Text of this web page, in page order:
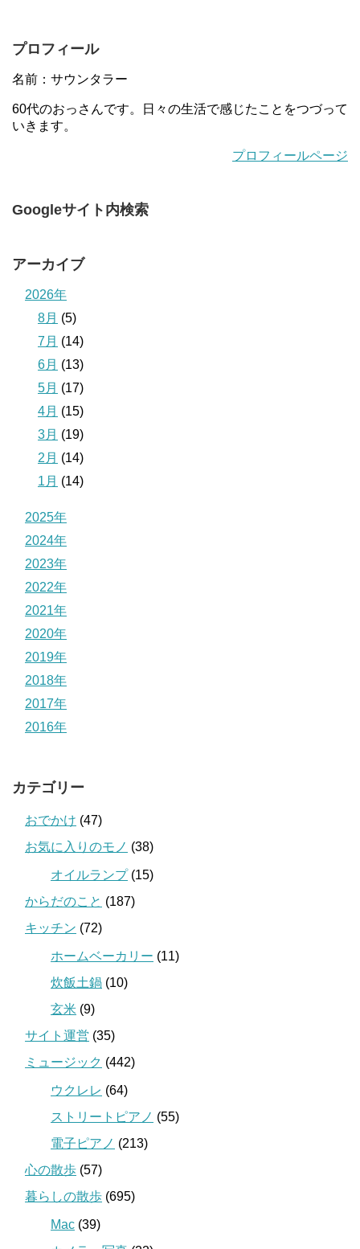
プロフィール
名前：サウンタラー
60代のおっさんです。日々の生活で感じたことをつづって
いきます。
プロフィールページ
Googleサイト内検索
アーカイブ
2026年
8月 (5)
7月 (14)
6月 (13)
5月 (17)
4月 (15)
3月 (19)
2月 (14)
1月 (14)
2025年
2024年
2023年
2022年
2021年
2020年
2019年
2018年
2017年
2016年
カテゴリー
おでかけ (47)
お気に入りのモノ (38)
オイルランプ(15)
からだのこと (187)
キッチン (72)
ホームベーカリー (11)
炊飯土鍋 (10)
玄米 (9)
サイト運営 (35)
ミュージック (442)
ウクレレ (64)
ストリートピアノ (55)
電子ピアノ (213)
心の散歩 (57)
暮らしの散歩 (695)
Mac (39)